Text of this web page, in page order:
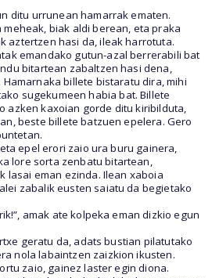
ditu urrunean hamarrak ematen.
biak aldi berean, eta praka
aztertzen hasi da, ileak harrotuta.
emandako gutun-azal berrerabili bat
bitartean zabaltzen hasi dena,
billete bistaratu dira, mihi
sugekumeen habia bat. Billete
azken kaxoian gorde ditu kiribilduta,
beste billete batzuen epelera. Gero
epel erori zaio ura buru gainera,
lore sorta zenbatu bitartean,
lasai eman ezinda. Ilean xaboia
zabalik eusten saiatu da begietako
amak ate kolpeka eman dizkio egun
geratu da, adats bustian pilatutako
nola labaintzen zaizkion ikusten.
zaio, gainez laster egin diona.